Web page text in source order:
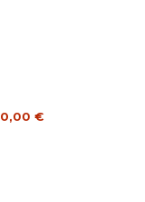
0,00 €